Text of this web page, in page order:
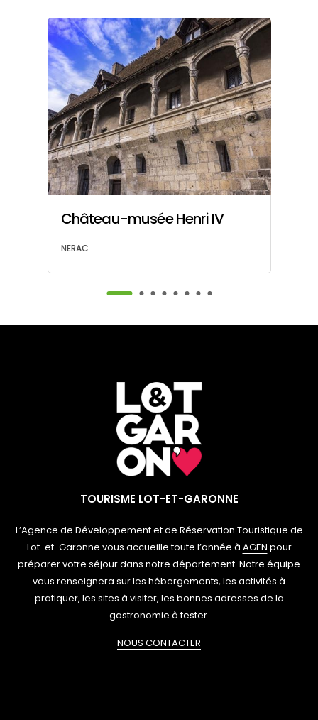
Château-musée Henri IV
NERAC
TOURISME LOT-ET-GARONNE
L’Agence de Développement et de Réservation Touristique de
Lot-et-Garonne vous accueille toute l’année à AGEN pour
préparer votre séjour dans notre département. Notre équipe
vous renseignera sur les hébergements, les activités à
pratiquer, les sites à visiter, les bonnes adresses de la
gastronomie à tester.
NOUS CONTACTER